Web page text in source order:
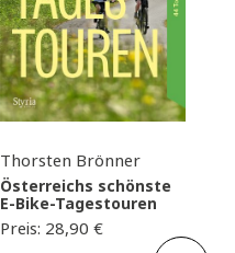
Thorsten Brönner
Österreichs schönste
E-Bike-Tagestouren
Preis: 28,90 €